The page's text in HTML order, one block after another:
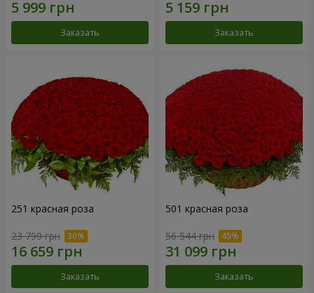
Заказать Заказать
251 красная роза
23 799 грн
Заказать
501 красная роза
56 544 грн
Заказать